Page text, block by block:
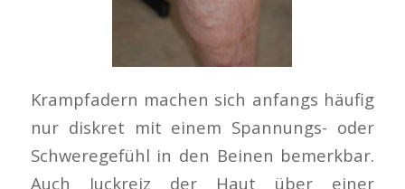
Krampfadern machen sich anfangs häufig
nur diskret mit einem Spannungs- oder
Schweregefühl in den Beinen bemerkbar.
Auch Juckreiz der Haut über einer